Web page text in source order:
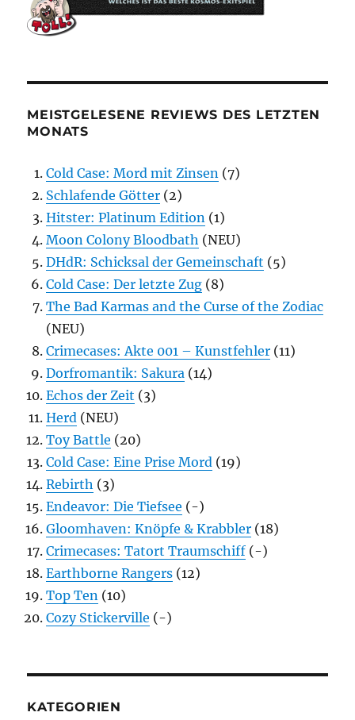
MEISTGELESENE REVIEWS DES LETZTEN
MONATS
Cold Case: Mord mit Zinsen (7)
Schlafende Götter (2)
Hitster: Platinum Edition (1)
Moon Colony Bloodbath (NEU)
DHdR: Schicksal der Gemeinschaft (5)
Cold Case: Der letzte Zug (8)
The Bad Karmas and the Curse of the Zodiac
(NEU)
Crimecases: Akte 001 – Kunstfehler (11)
Dorfromantik: Sakura (14)
Echos der Zeit (3)
Herd (NEU)
Toy Battle (20)
Cold Case: Eine Prise Mord (19)
Rebirth (3)
Endeavor: Die Tiefsee (-)
Gloomhaven: Knöpfe & Krabbler (18)
Crimecases: Tatort Traumschiff (-)
Earthborne Rangers (12)
Top Ten (10)
Cozy Stickerville (-)
KATEGORIEN